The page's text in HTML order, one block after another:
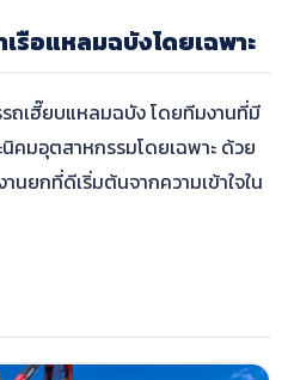
าชัดเจนก่อนเริ่มงาน ไม่มีค่าใช้
รือแหลมฉบังโดยเฉพาะ
ถเฮี๊ยบแหลมฉบัง โดยทีมงานที่มี
คมอุตสาหกรรมโดยเฉพาะ ด้วย
นยกที่ดีเริ่มต้นจากความเข้าใจใน